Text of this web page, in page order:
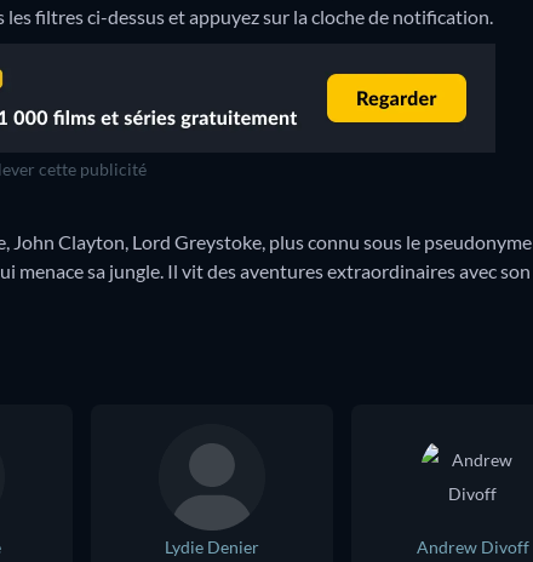
filtres ci-dessus et appuyez sur la cloche de notification.
cette publicité
John Clayton, Lord Greystoke, plus connu sous le pseudonyme
menace sa jungle. Il vit des aventures extraordinaires avec son
Lydie Denier
Andrew Divoff